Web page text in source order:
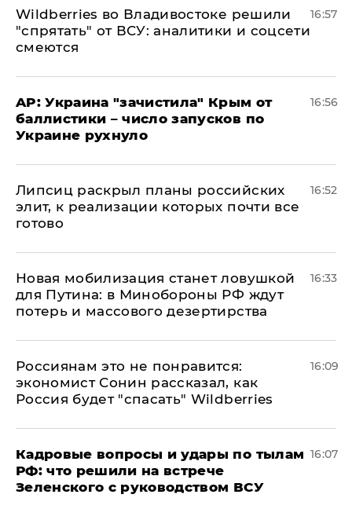
Wildberries во Владивостоке решили
"спрятать" от ВСУ: аналитики и соцсети
смеются
16:57
AP: Украина "зачистила" Крым от
баллистики – число запусков по
Украине рухнуло
16:56
Липсиц раскрыл планы российских
элит, к реализации которых почти все
готово
16:52
​Новая мобилизация станет ловушкой
для Путина: в Минобороны РФ ждут
потерь и массового дезертирства
16:33
Россиянам это не понравится:
экономист Сонин рассказал, как
Россия будет "спасать" Wildberries
16:09
Кадровые вопросы и удары по тылам
РФ: что решили на встрече
Зеленского с руководством ВСУ
16:07